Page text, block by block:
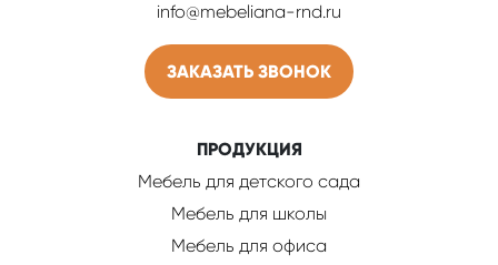
info@mebeliana-rnd.ru
ЗАКАЗАТЬ ЗВОНОК
ПРОДУКЦИЯ
Мебель для детского сада
Мебель для школы
Мебель для офиса